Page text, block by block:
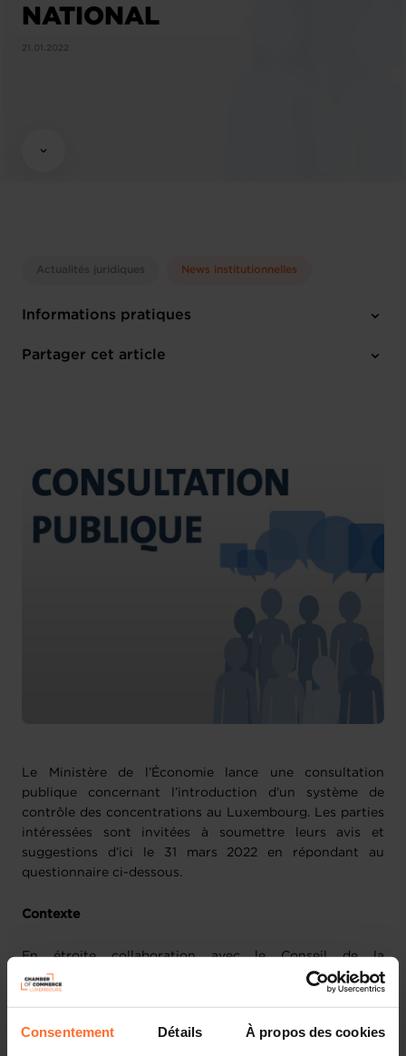
Consentement Détails À propos des cookies
NATIONAL
21.01.2022
Actualités juridiques News institutionnelles
Informations pratiques
Partager cet article
Le Ministère de l’Économie lance une consultation
publique concernant l’introduction d’un système de
contrôle des concentrations au Luxembourg. Les parties
intéressées sont invitées à soumettre leurs avis et
suggestions d’ici le 31 mars 2022 en répondant au
questionnaire ci-dessous.
Contexte
En étroite collaboration avec le Conseil de la
Concurrence et tous les départements ministériels
concernés, le Ministère de l’Économie est en train
d'élaborer, le cas échéant, un instrument de contrôle des